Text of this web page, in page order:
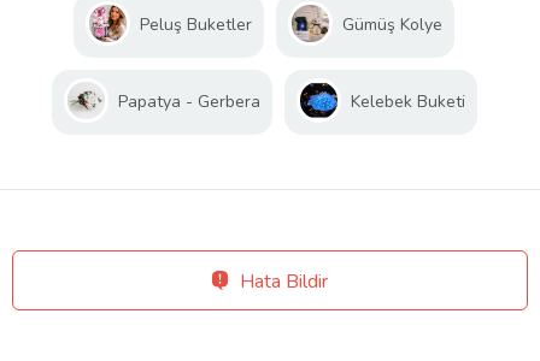
Peluş Buketler Gümüş Kolye
Papatya - Gerbera Kelebek Buketi
Hata Bildir